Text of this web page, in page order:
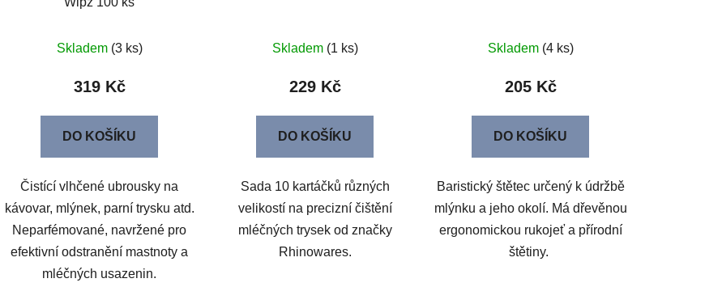
Skladem (3 ks)
319 Kč
DO KOŠÍKU
Čistící vlhčené ubrousky na
kávovar, mlýnek, parní trysku atd.
Neparfémované, navržené pro
efektivní odstranění mastnoty a
mléčných usazenin.
Skladem (1 ks)
229 Kč
DO KOŠÍKU
Sada 10 kartáčků různých
velikostí na precizní čištění
mléčných trysek od značky
Rhinowares.
Skladem (4 ks)
205 Kč
DO KOŠÍKU
Baristický štětec určený k údržbě
mlýnku a jeho okolí. Má dřevěnou
ergonomickou rukojeť a přírodní
štětiny.